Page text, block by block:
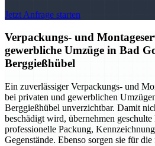
Jetzt Anfrage starten
Verpackungs- und
gewerbliche Umzüge in Bad
Berggießhübel
Ein zuverlässiger Verpackungs- und
bei privaten und gewerblichen
Berggießhübel unverzichtbar. Damit
beschädigt wird, übernehmen
professionelle Packung,
Gegenstände. Ebenso sorgen sie für